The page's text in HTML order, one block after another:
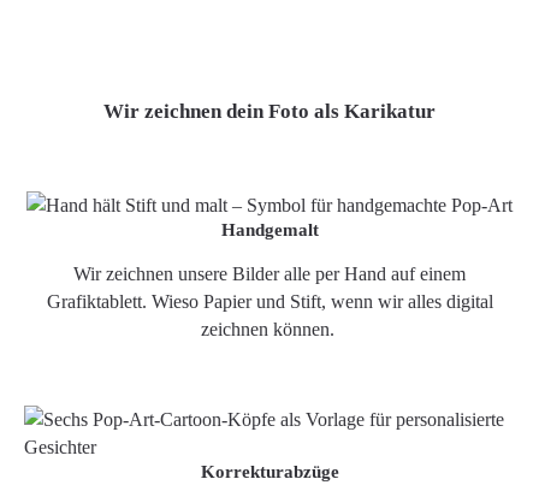
Wir zeichnen dein Foto als Karikatur
Handgemalt
Wir zeichnen unsere Bilder alle per Hand auf einem
Grafiktablett. Wieso Papier und Stift, wenn wir alles digital
zeichnen können.
Korrekturabzüge